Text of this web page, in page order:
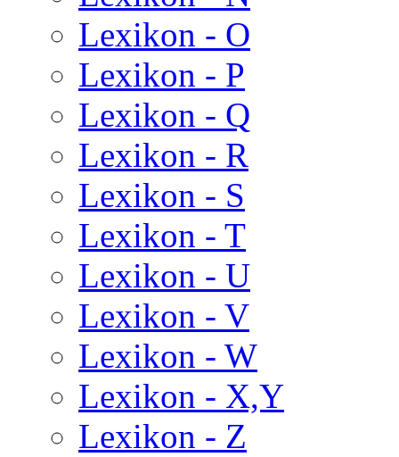
Lexikon - O
Lexikon - P
Lexikon - Q
Lexikon - R
Lexikon - S
Lexikon - T
Lexikon - U
Lexikon - V
Lexikon - W
Lexikon - X,Y
Lexikon - Z